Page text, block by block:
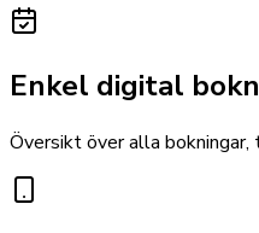
Enkel digital
Översikt över alla